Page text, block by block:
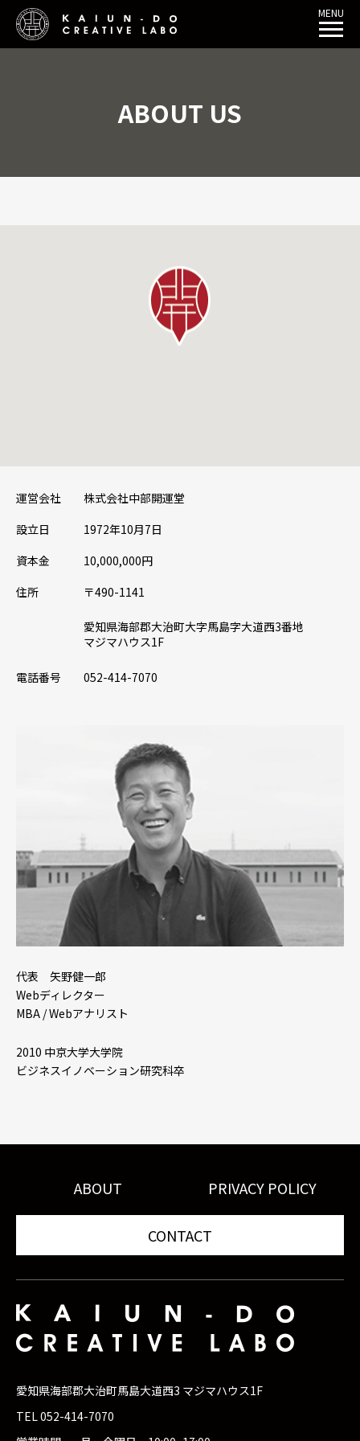
MENU
ABOUT US
運営会社
株式会社中部開運堂
設立日
1972年10月7日
資本金
10,000,000円
住所
〒490-1141
愛知県海部郡大治町大字馬島字大道西3番地
マジマハウス1F
電話番号 052-414-7070
代表 矢野健一郎
Webディレクター
MBA / Webアナリスト
2010 中京大学大学院
ビジネスイノベーション研究科卒
ABOUT PRIVACY POLICY
CONTACT
愛知県海部郡大治町馬島大道西3 マジマハウス1F
TEL 052-414-7070